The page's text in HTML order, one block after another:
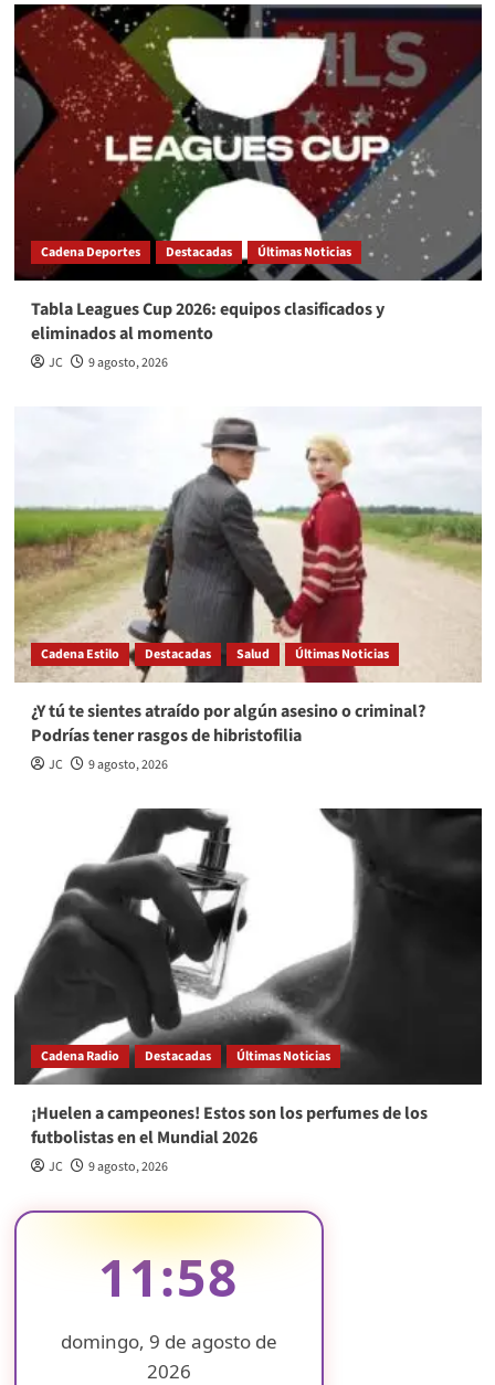
Cadena Deportes Destacadas Últimas Noticias
Tabla Leagues Cup 2026: equipos clasificados y
eliminados al momento
JC 9 agosto, 2026
Cadena Estilo Destacadas Salud Últimas Noticias
¿Y tú te sientes atraído por algún asesino o criminal?
Podrías tener rasgos de hibristofilia
JC 9 agosto, 2026
Cadena Radio Destacadas Últimas Noticias
¡Huelen a campeones! Estos son los perfumes de los
futbolistas en el Mundial 2026
JC 9 agosto, 2026
11:59
domingo, 9 de agosto de
2026